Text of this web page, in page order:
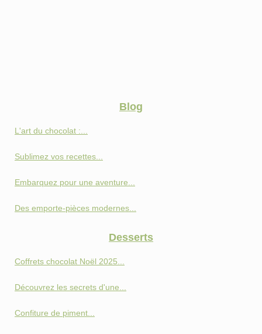
Blog
L'art du chocolat :...
Sublimez vos recettes...
Embarquez pour une aventure...
Des emporte-pièces modernes...
Desserts
Coffrets chocolat Noël 2025...
Découvrez les secrets d'une...
Confiture de piment...